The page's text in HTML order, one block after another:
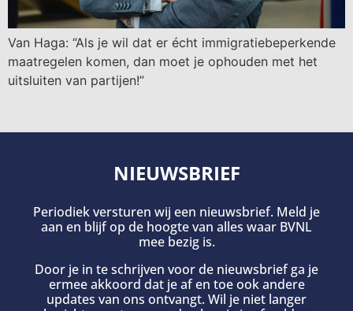
Van Haga: “Als je wil dat er écht immigratiebeperkende
maatregelen komen, dan moet je ophouden met het
uitsluiten van partijen!”
NIEUWSBRIEF
Periodiek versturen wij een nieuwsbrief. Meld je
aan en blijf op de hoogte van alles waar BVNL
mee bezig is.
Door je in te schrijven voor de nieuwsbrief ga je
ermee akkoord dat je af en toe ook andere
updates van ons ontvangt. Wil je niet langer